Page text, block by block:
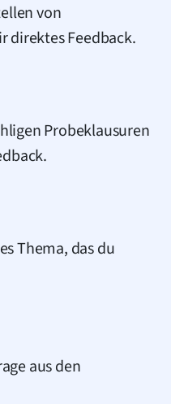
von
direktes Feedback.
Probeklausuren
Thema, das du
aus den